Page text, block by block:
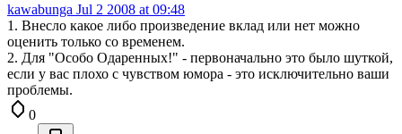
kawabunga Jul 2 2008 at 09:48
1. Внесло какое либо произведение вклад или нет можно
оценить только со временем.
2. Для "Особо Одаренных!" - первоначально это было шуткой,
если у вас плохо с чувством юмора - это исключительно ваши
проблемы.
0